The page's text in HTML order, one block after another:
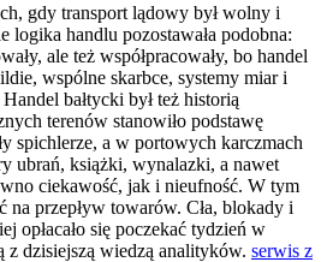
gdy transport lądowy był wolny i
logika handlu pozostawała podobna:
ale też współpracowały, bo handel
wspólne skarbce, systemy miar i
bałtycki był też historią
terenów stanowiło podstawę
spichlerze, a w portowych karczmach
ubrań, książki, wynalazki, a nawet
ciekawość, jak i nieufność. W tym
na przepływ towarów. Cła, blokady i
opłacało się poczekać tydzień w
z dzisiejszą wiedzą analityków. serwis z